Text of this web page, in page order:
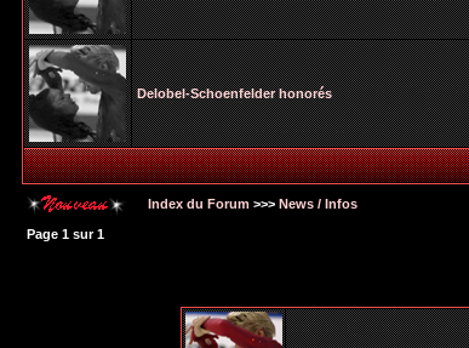
Delobel-Schoenfelder honorés
Index du Forum >>> News / Infos
Page 1 sur1